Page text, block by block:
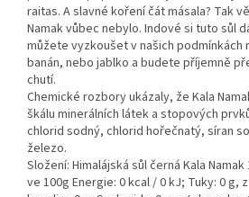
raitas. A slavné koření čát másala? Tak
Namak vůbec nebylo. Indové si tuto sůl
můžete vyzkoušet v našich podmínkách
banán, nebo jablko a budete příjemně
chutí.
Chemické rozbory ukázaly, že Kala
škálu minerálních látek a stopových
chlorid sodný, chlorid hořečnatý, síran
železo.
Složení: Himalájská sůl černá Kala
ve 100g Energie: 0 kcal / 0 kJ; Tuky: 0 g,